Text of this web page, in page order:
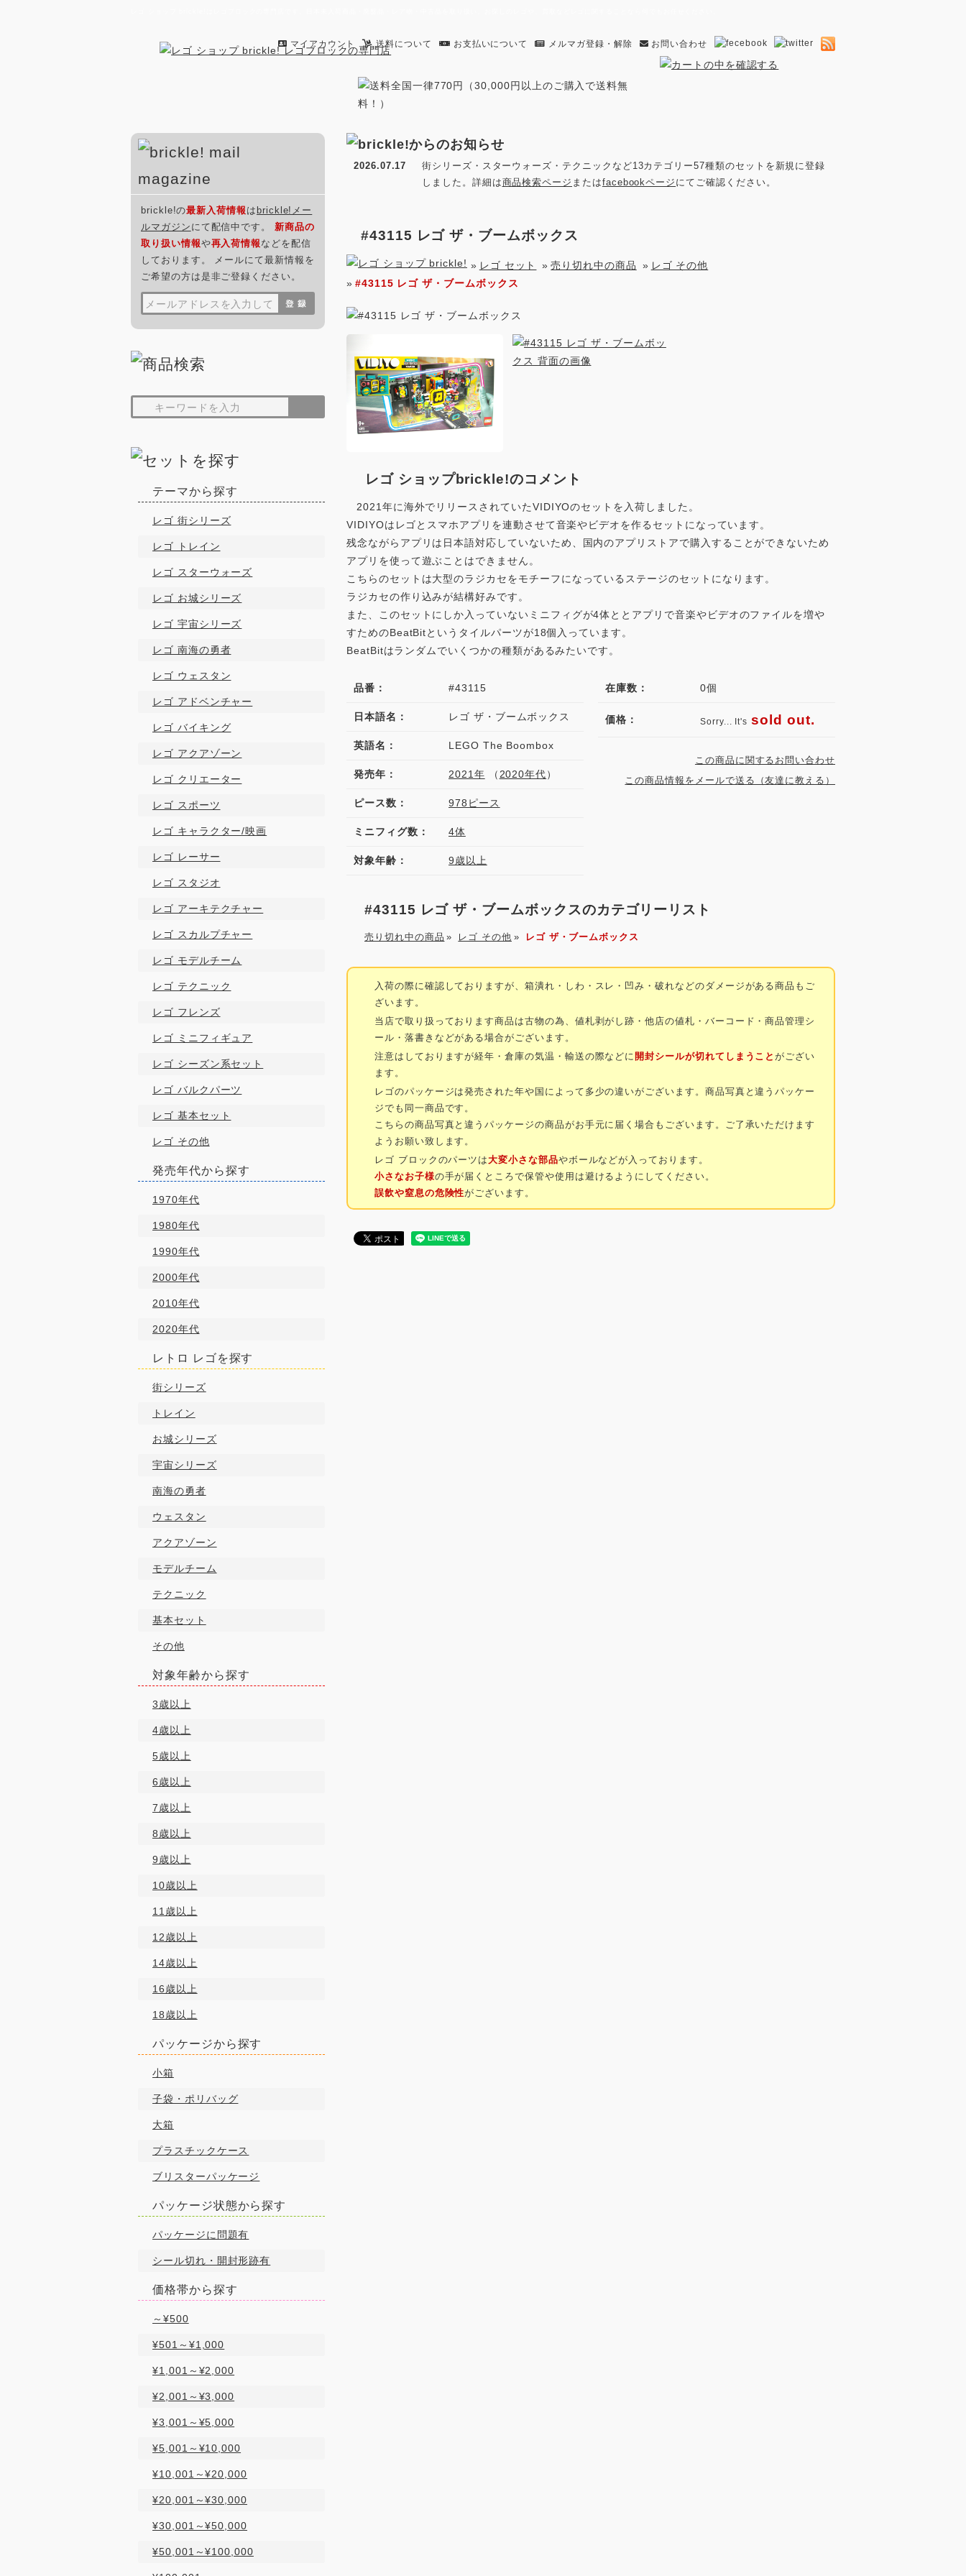
マイアカウント 送料について お支払いについて メルマガ登録・解除 お問い合わせ
2026.07.17
街シリーズ・スターウォーズ・テクニックなど13カテゴリー57種類のセットを新規に登録
しました。詳細は商品検索ページ またはfacebookページ にてご確認ください。
#43115 レゴ ザ・ブームボックス
» レゴ セット » 売り切れ中の商品 » レゴ その他
» #43115 レゴ ザ・ブームボックス
レゴ ショップbrickle!のコメント
2021年に海外でリリースされていたVIDIYOのセットを入荷しました。
VIDIYOはレゴとスマホアプリを連動させて音楽やビデオを作るセットになっています。
残念ながらアプリは日本語対応していないため、国内のアプリストアで購入することができないため
アプリを使って遊ぶことはできません。
こちらのセットは大型のラジカセをモチーフになっているステージのセットになります。
ラジカセの作り込みが結構好みです。
また、このセットにしか入っていないミニフィグが4体ととアプリで音楽やビデオのファイルを増や
すためのBeatBitというタイルパーツが18個入っています。
BeatBitはランダムでいくつかの種類があるみたいです。
品番： #43115
日本語名： レゴ ザ・ブームボックス
英語名： LEGO The Boombox
発売年： 2021年 （ 2020年代）
ピース数： 978ピース
ミニフィグ数： 4体
対象年齢： 9歳以上
在庫数： 0個
価格： Sorry... It's sold out.
この商品に関するお問い合わせ
この商品情報をメールで送る（友達に教える）
#43115 レゴ ザ・ブームボックスのカテゴリーリスト
売り切れ中の商品 » レゴ その他 » レゴ ザ・ブームボックス
入荷の際に確認しておりますが、箱潰れ・しわ・スレ・凹み・破れなどのダメージがある商品もご
ざいます。
当店で取り扱っております商品は古物の為、値札剥がし跡・他店の値札・バーコード・商品管理シ
ール・落書きなどがある場合がございます。
注意はしておりますが経年・倉庫の気温・輸送の際などに 開封シールが切れてしまうことがござい
ます。
レゴのパッケージは発売された年や国によって多少の違いがございます。商品写真と違うパッケー
ジでも同一商品です。
こちらの商品写真と違うパッケージの商品がお手元に届く場合もございます。ご了承いただけます
ようお願い致します。
レゴ ブロックのパーツは大変小さな部品やボールなどが入っております。
小さなお子様の手が届くところで保管や使用は避けるようにしてください。
誤飲や窒息の危険性がございます。
brickle!の最新入荷情報 は brickle!メー
ルマガジン にて配信中です。新商品の
取り扱い情報や再入荷情報 などを配信
しております。 メールにて最新情報を
ご希望の方は是非ご登録ください。
テーマから探す
レゴ 街シリーズ
レゴ トレイン
レゴ スターウォーズ
レゴ お城シリーズ
レゴ 宇宙シリーズ
レゴ 南海の勇者
レゴ ウェスタン
レゴ アドベンチャー
レゴ バイキング
レゴ アクアゾーン
レゴ クリエーター
レゴ スポーツ
レゴ キャラクター/映画
レゴ レーサー
レゴ スタジオ
レゴ アーキテクチャー
レゴ スカルプチャー
レゴ モデルチーム
レゴ テクニック
レゴ フレンズ
レゴ ミニフィギュア
レゴ シーズン系セット
レゴ バルクパーツ
レゴ 基本セット
レゴ その他
発売年代から探す
1970年代
1980年代
1990年代
2000年代
2010年代
2020年代
レトロ レゴを探す
街シリーズ
トレイン
お城シリーズ
宇宙シリーズ
南海の勇者
ウェスタン
アクアゾーン
モデルチーム
テクニック
基本セット
その他
対象年齢から探す
3歳以上
4歳以上
5歳以上
6歳以上
7歳以上
8歳以上
9歳以上
10歳以上
11歳以上
12歳以上
14歳以上
16歳以上
18歳以上
パッケージから探す
小箱
子袋・ポリバッグ
大箱
プラスチックケース
ブリスターパッケージ
パッケージ状態から探す
パッケージに問題有
シール切れ・開封形跡有
価格帯から探す
～¥500
¥501～¥1,000
¥1,001～¥2,000
¥2,001～¥3,000
¥3,001～¥5,000
¥5,001～¥10,000
¥10,001～¥20,000
¥20,001～¥30,000
¥30,001～¥50,000
¥50,001～¥100,000